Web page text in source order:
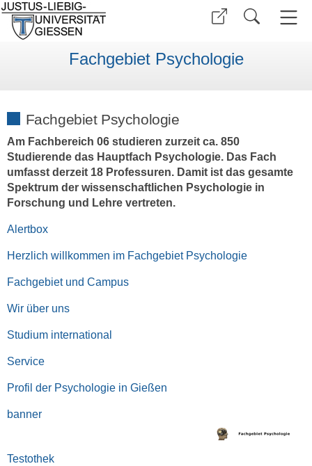
Fachgebiet Psychologie
Fachgebiet Psychologie
Am Fachbereich 06 studieren zurzeit ca. 850
Studierende das Hauptfach Psychologie. Das Fach
umfasst derzeit 18 Professuren. Damit ist das gesamte
Spektrum der wissenschaftlichen Psychologie in
Forschung und Lehre vertreten.
Alertbox
Herzlich willkommen im Fachgebiet Psychologie
Fachgebiet und Campus
Wir über uns
Studium international
Service
Profil der Psychologie in Gießen
banner
Testothek